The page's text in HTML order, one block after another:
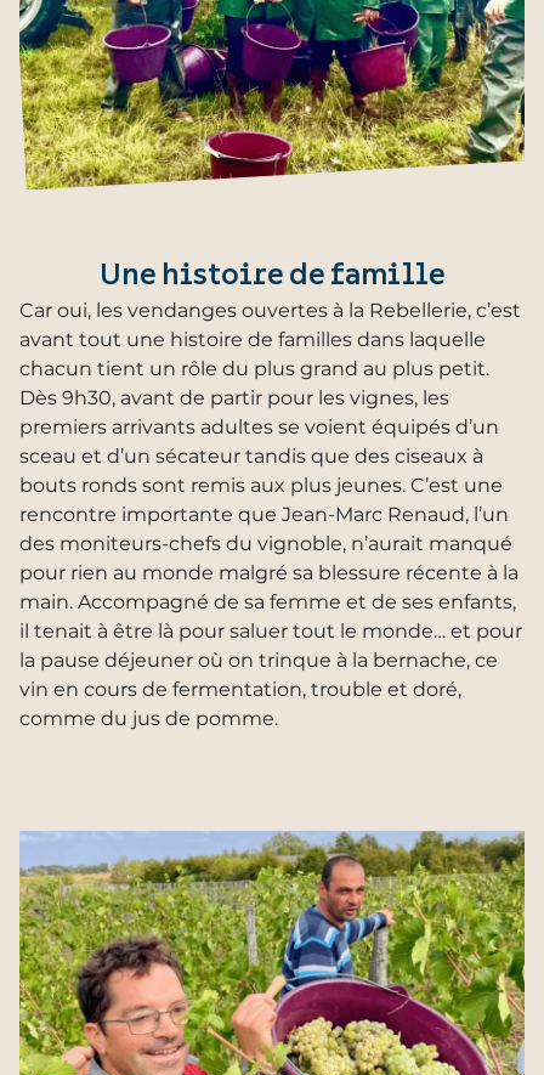
Une histoire de famille
Car oui, les vendanges ouvertes à la Rebellerie, c’est
avant tout une histoire de familles dans laquelle
chacun tient un rôle du plus grand au plus petit.
Dès 9h30, avant de partir pour les vignes, les
premiers arrivants adultes se voient équipés d’un
sceau et d’un sécateur tandis que des ciseaux à
bouts ronds sont remis aux plus jeunes. C’est une
rencontre importante que Jean-Marc Renaud, l’un
des moniteurs-chefs du vignoble, n’aurait manqué
pour rien au monde malgré sa blessure récente à la
main. Accompagné de sa femme et de ses enfants,
il tenait à être là pour saluer tout le monde… et pour
la pause déjeuner où on trinque à la bernache, ce
vin en cours de fermentation, trouble et doré,
comme du jus de pomme.